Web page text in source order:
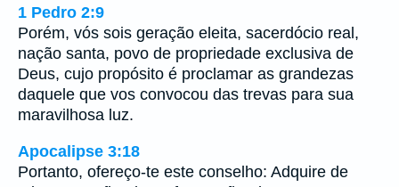
1 Pedro 2:9
Porém, vós sois geração eleita, sacerdócio real,
nação santa, povo de propriedade exclusiva de
Deus, cujo propósito é proclamar as grandezas
daquele que vos convocou das trevas para sua
maravilhosa luz.
Apocalipse 3:18
Portanto, ofereço-te este conselho: Adquire de